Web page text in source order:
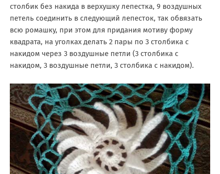
столбик без накида в верхушку лепестка, 9 воздушных
петель соединить в следующий лепесток, так обвязать
всю ромашку, при этом для придания мотиву форму
квадрата, на уголках делать 2 пары по 3 столбика с
накидом через 3 воздушные петли (3 столбика с
накидом, 3 воздушные петли, 3 столбика с накидом).